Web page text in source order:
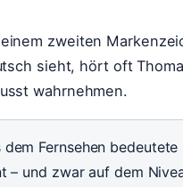
zweiten
sieht, hört oft
wahrnehmen.
dem Fernsehen
– und zwar auf dem